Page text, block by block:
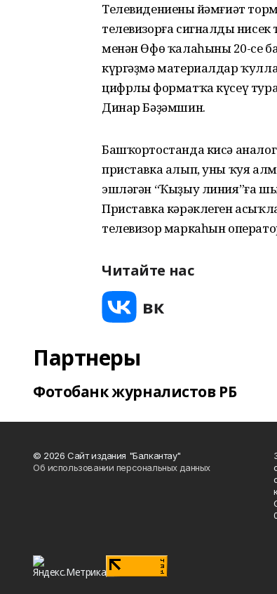
Телевидениеның йәмғиәт
телевизорға сигналдың
менән Өфө ҡалаһының 20-се
күргәҙмә материалдар
цифрлы форматҡа күсеү
Динар Бәҙәмшин.
Башҡортостанда кисә
приставка алып, уны ҡуя
эшләгән “Ҡыҙыу линия”ға
Приставка кәрәклеген
телевизор маркаһын
Читайте нас
Партнеры
Фотобанк журналистов РБ
© 2026 Сайт издания "Балкантау"
Об использовании персональных данных